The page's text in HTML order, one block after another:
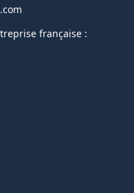
française :